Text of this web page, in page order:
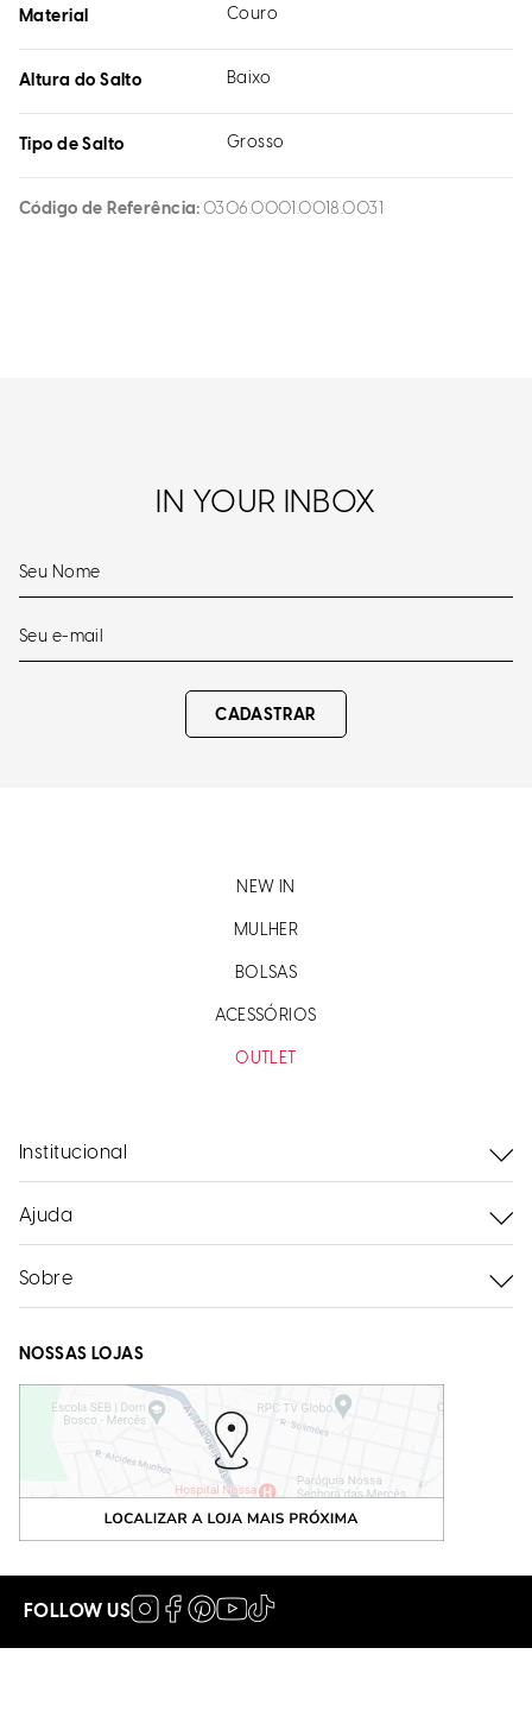
Material Couro
Altura do Salto Baixo
Tipo de Salto Grosso
Código de Referência 0306.0001.0018.0031
IN YOUR INBOX
CADASTRAR
NEW IN
MULHER
BOLSAS
ACESSÓRIOS
OUTLET
Institucional
Ajuda
Sobre
NOSSAS LOJAS
FOLLOW US